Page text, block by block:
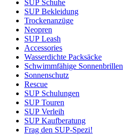
SUP Schuhe
SUP Bekleidung
Trockenanzüge
Neopren
SUP Leash
Accessories
Wasserdichte Packsäcke
Schwimmfähige Sonnenbrillen
Sonnenschutz
Rescue
SUP Schulungen
SUP Touren
SUP Verleih
SUP Kaufberatung
Frag den SUP-Spezi!